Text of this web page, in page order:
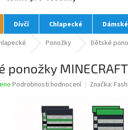
Dívčí Chlapecké Dámské
Ponožky Dětské
ponožky
Podrobnosti hodnocení Značka: